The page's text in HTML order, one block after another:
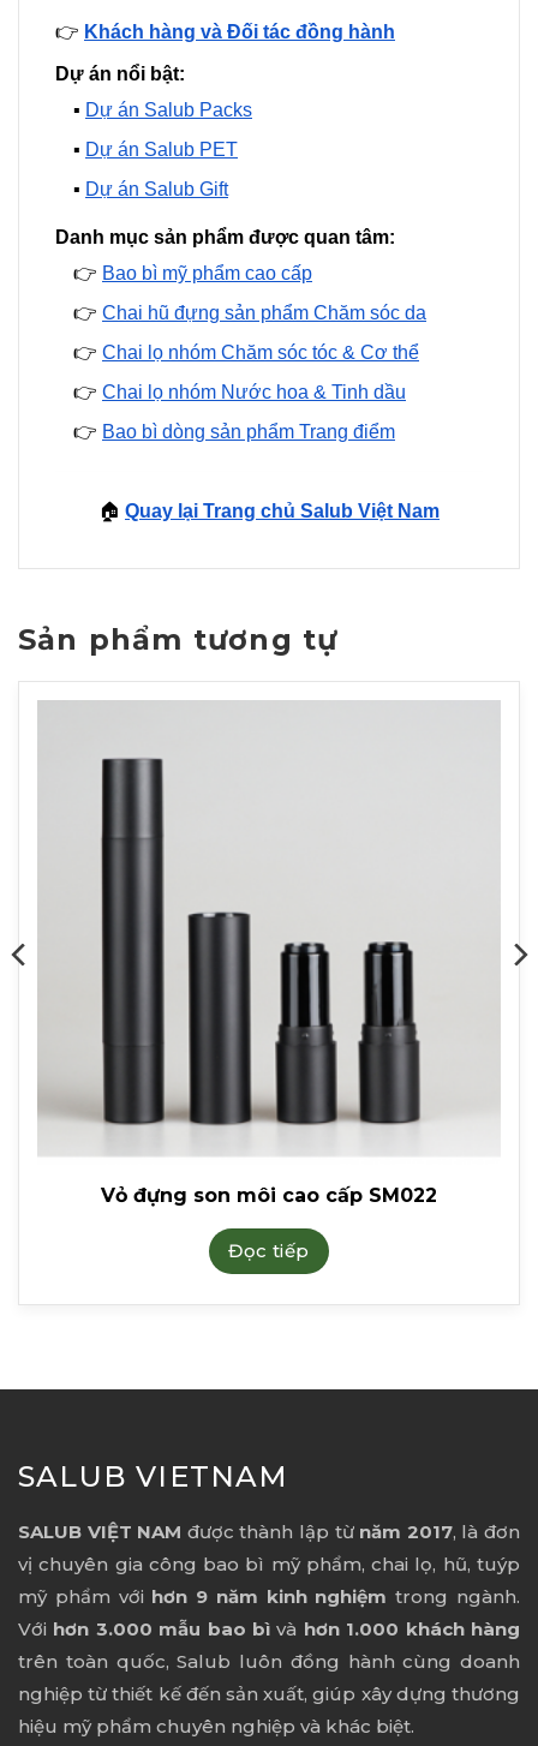
👉 Khách hàng và Đối tác đồng hành
Dự án nổi bật:
▪️ Dự án Salub Packs
▪️ Dự án Salub PET
▪️ Dự án Salub Gift
Danh mục sản phẩm được quan tâm:
👉 Bao bì mỹ phẩm cao cấp
👉 Chai hũ đựng sản phẩm Chăm sóc da
👉 Chai lọ nhóm Chăm sóc tóc & Cơ thể
👉 Chai lọ nhóm Nước hoa & Tinh dầu
👉 Bao bì dòng sản phẩm Trang điểm
🏠 Quay lại Trang chủ Salub Việt Nam
Sản phẩm tương tự
Vỏ đựng son môi cao cấp SM022
Đọc tiếp
SALUB VIETNAM
SALUB VIỆT NAM được thành lập từ năm 2017, là đơn
vị chuyên gia công bao bì mỹ phẩm, chai lọ, hũ, tuýp
mỹ phẩm với hơn 9 năm kinh nghiệm trong ngành.
Với hơn 3.000 mẫu bao bì và hơn 1.000 khách hàng
trên toàn quốc, Salub luôn đồng hành cùng doanh
nghiệp từ thiết kế đến sản xuất, giúp xây dựng thương
hiệu mỹ phẩm chuyên nghiệp và khác biệt.